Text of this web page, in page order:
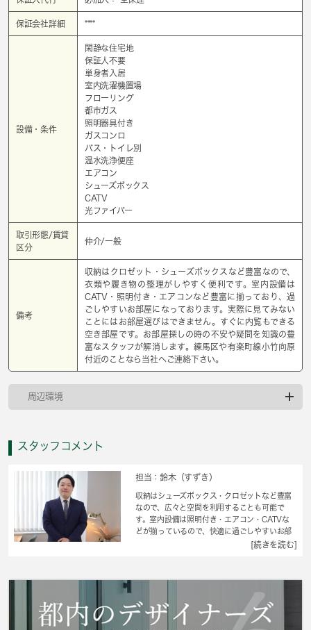
保証会社詳細 ****
設備・条件
閑静な住宅地
保証人不要
単身者入居
室内洗濯機置場
フローリング
都市ガス
照明器具付き
ガスコンロ
バス・トイレ別
温水洗浄便座
エアコン
シューズボックス
CATV
光ファイバー
取引形態/賃貸
区分
仲介/一般
備考
収納はクロゼット・シューズボックスなど豊富なので、
衣類や履き物の整理がしやすく便利です。室内設備は
CATV・照明付き・エアコンなど豊富に揃っており、過
ごしやすいお部屋になっております。実際に見てみない
ことにはお部屋選びはできません。すぐに内覧もできる
空き部屋です。お部屋探しの時の不安や疑問を知識の豊
富なスタッフが解消します。練馬区や有楽町線小竹向原
付近のことなら当社へご連絡下さい。
周辺環境
スタッフコメント
担当：鈴木（すずき）
収納はシューズボックス・クロゼットなど豊富
なので、広々と空間を利用することも可能で
す。室内設備は照明付き・エアコン・CATVな
どが揃っているので、快適に過ごしやすいお部
屋になります。こちらは1ヶ月の家賃が7万円の
ンがあるお住まいです。こちらのお部屋は角部
ら、地域に密着した当社へお任せ下さい。当社
は、多種多様な賃貸情報を取り扱っておりま
す。ご要望や不明な点などございましたら、お
[続きを読む]